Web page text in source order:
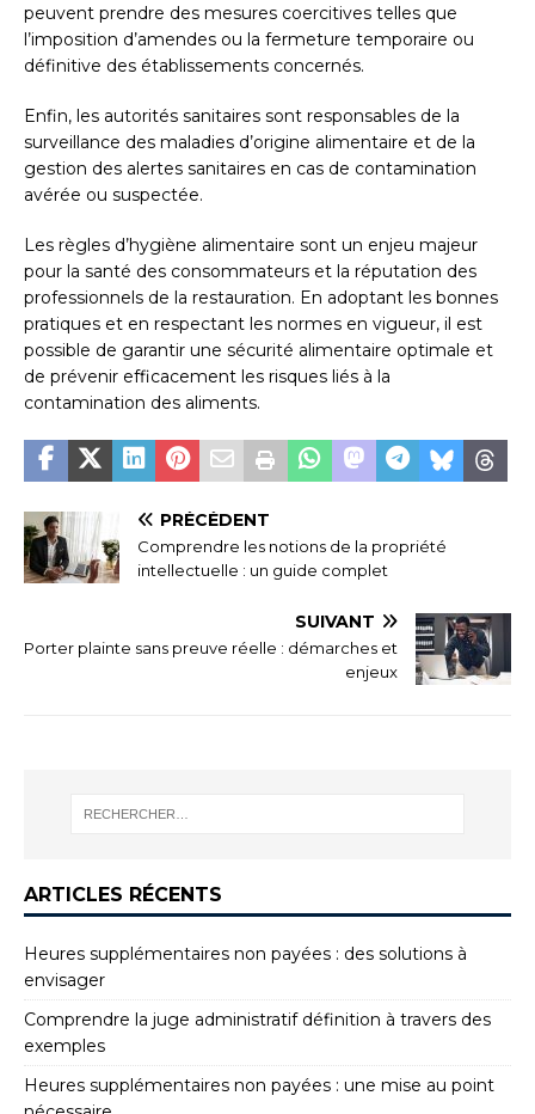
peuvent prendre des mesures coercitives telles que
l’imposition d’amendes ou la fermeture temporaire ou
définitive des établissements concernés.
Enfin, les autorités sanitaires sont responsables de la
surveillance des maladies d’origine alimentaire et de la
gestion des alertes sanitaires en cas de contamination
avérée ou suspectée.
Les règles d’hygiène alimentaire sont un enjeu majeur
pour la santé des consommateurs et la réputation des
professionnels de la restauration. En adoptant les bonnes
pratiques et en respectant les normes en vigueur, il est
possible de garantir une sécurité alimentaire optimale et
de prévenir efficacement les risques liés à la
contamination des aliments.
PRÉCÉDENT
Comprendre les notions de la propriété
intellectuelle : un guide complet
SUIVANT
Porter plainte sans preuve réelle : démarches et
enjeux
ARTICLES RÉCENTS
Heures supplémentaires non payées : des solutions à
envisager
Comprendre la juge administratif définition à travers des
exemples
Heures supplémentaires non payées : une mise au point